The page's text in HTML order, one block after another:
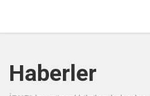
Haberler